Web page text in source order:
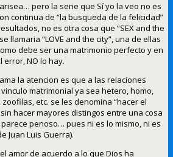
pero la serie que Sí yo la veo no es
continua de “la busqueda de la felicidad”
no es otra cosa que “SEX and the
llamaria “LOVE and the city”, una de ellas
debe ser una matrimonio perfecto y en
error, NO lo hay.
la atencion es que a las relaciones
matrimonial ya sea hetero, homo,
etc. se les denomina “hacer el
hacer mayores distingos entre una cosa
penoso… pues ni es lo mismo, ni es
Juan Luis Guerra).
amor de acuerdo a lo que Dios ha